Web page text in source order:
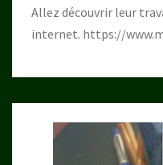
Allez découvrir leur
internet. https://